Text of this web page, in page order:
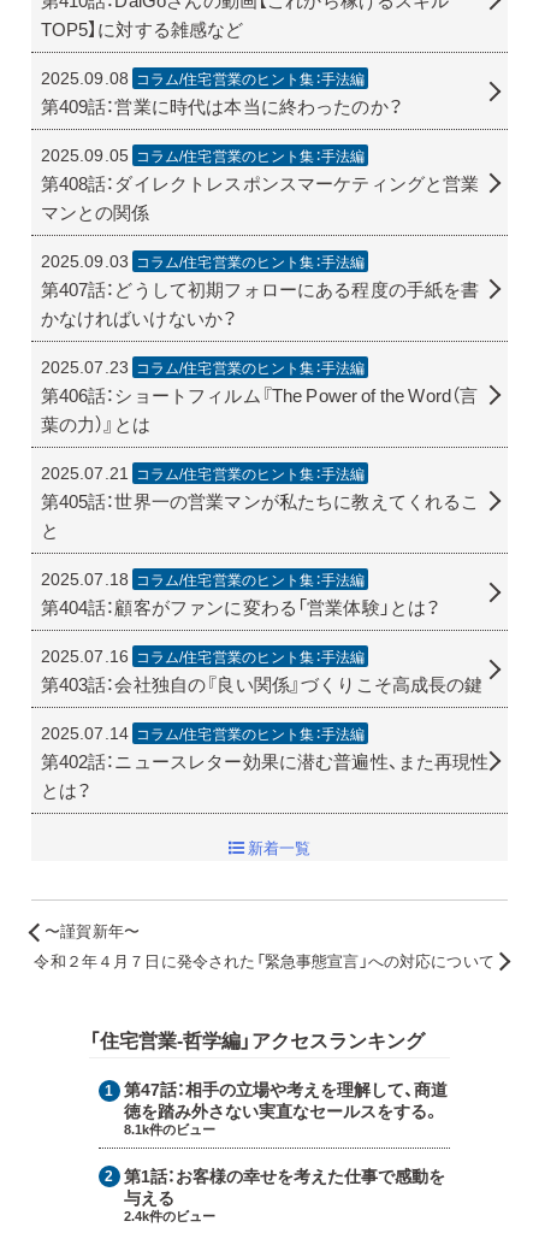
TOP5】に対する雑感など
2025.09.08 コラム/住宅営業のヒント集：手法編
第409話：営業に時代は本当に終わったのか？
2025.09.05 コラム/住宅営業のヒント集：手法編
第408話：ダイレクトレスポンスマーケティングと営業
マンとの関係
2025.09.03 コラム/住宅営業のヒント集：手法編
第407話：どうして初期フォローにある程度の手紙を書
かなければいけないか？
2025.07.23 コラム/住宅営業のヒント集：手法編
第406話：ショートフィルム『The Power of the Word（言
葉の力）』とは
2025.07.21 コラム/住宅営業のヒント集：手法編
第405話：世界一の営業マンが私たちに教えてくれるこ
と
2025.07.18 コラム/住宅営業のヒント集：手法編
第404話：顧客がファンに変わる「営業体験」とは？
2025.07.16 コラム/住宅営業のヒント集：手法編
第403話：会社独自の『良い関係』づくりこそ高成長の鍵
2025.07.14 コラム/住宅営業のヒント集：手法編
第402話：ニュースレター効果に潜む普遍性、また再現性
とは？
新着一覧
〜謹賀新年〜
令和２年４月７日に発令された「緊急事態宣言」への対応について
「住宅営業-哲学編」アクセスランキング
第47話：相手の立場や考えを理解して、商道
徳を踏み外さない実直なセールスをする。
8.1k件のビュー
第1話：お客様の幸せを考えた仕事で感動を
与える
2.4k件のビュー